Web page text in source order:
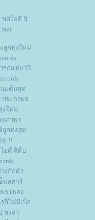
ขอไอดี สิ
ลูกทุ่งใหม่
รถแห่แววั
ยเต้นสุด
ประภาพร
งใหม่
ะภาพร
ลูกทุ่งสุด
ยู่ !!
อดี สิดีบ่
งกักตัว
มสตาร์
ร เพลง
ก็ไม่มีเบื่อ
หงสา